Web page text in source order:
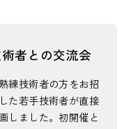
者との交流会
練技術者の方をお招
た若手技術者が直接
しました。初開催と